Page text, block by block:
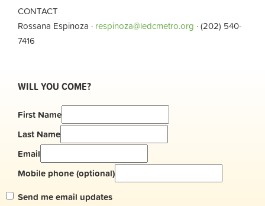
CONTACT
Rossana Espinoza · respinoza@ledcmetro.org · (202) 540-
7416
WILL YOU COME?
First Name
Last Name
Email
Mobile phone (optional)
Send me email updates